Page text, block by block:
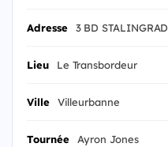
Adresse 3 BD STALINGRAD
Lieu Le Transbordeur
Ville Villeurbanne
Tournée Ayron Jones